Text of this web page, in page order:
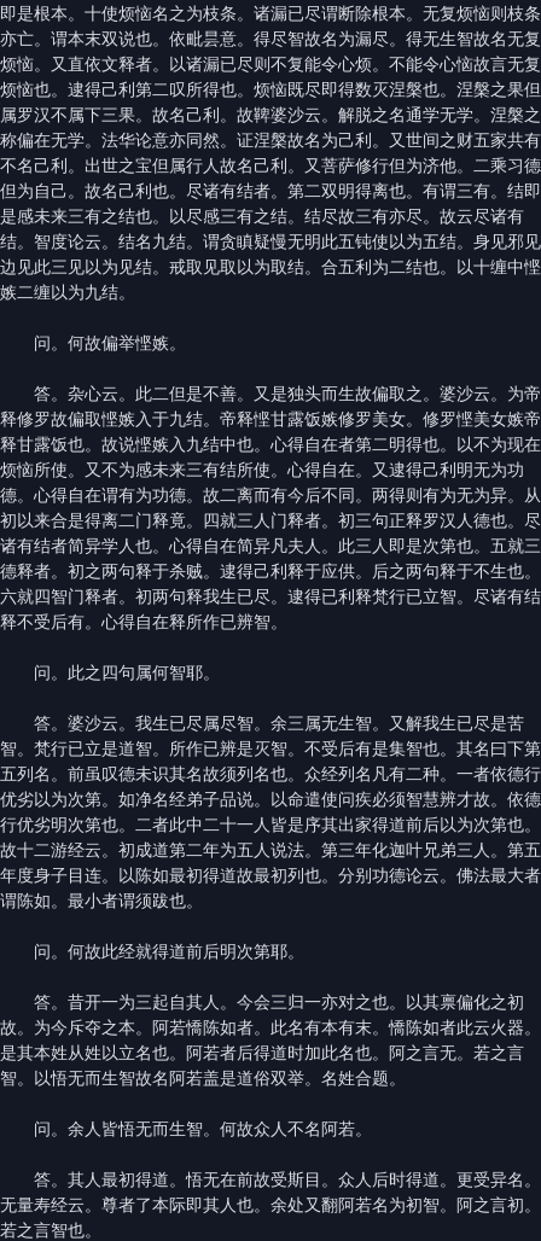
即是根本。十使烦恼名之为枝条。诸漏已尽谓断除根本。无复烦恼则枝条
亦亡。谓本末双说也。依毗昙意。得尽智故名为漏尽。得无生智故名无复
烦恼。又直依文释者。以诸漏已尽则不复能令心烦。不能令心恼故言无复
烦恼也。逮得己利第二叹所得也。烦恼既尽即得数灭涅槃也。涅槃之果但
属罗汉不属下三果。故名己利。故鞞婆沙云。解脱之名通学无学。涅槃之
称偏在无学。法华论意亦同然。证涅槃故名为己利。又世间之财五家共有
不名己利。出世之宝但属行人故名己利。又菩萨修行但为济他。二乘习德
但为自己。故名己利也。尽诸有结者。第二双明得离也。有谓三有。结即
是感未来三有之结也。以尽感三有之结。结尽故三有亦尽。故云尽诸有
结。智度论云。结名九结。谓贪瞋疑慢无明此五钝使以为五结。身见邪见
边见此三见以为见结。戒取见取以为取结。合五利为二结也。以十缠中悭
嫉二缠以为九结。
问。何故偏举悭嫉。
答。杂心云。此二但是不善。又是独头而生故偏取之。婆沙云。为帝
释修罗故偏取悭嫉入于九结。帝释悭甘露饭嫉修罗美女。修罗悭美女嫉帝
释甘露饭也。故说悭嫉入九结中也。心得自在者第二明得也。以不为现在
烦恼所使。又不为感未来三有结所使。心得自在。又逮得己利明无为功
德。心得自在谓有为功德。故二离而有今后不同。两得则有为无为异。从
初以来合是得离二门释竟。四就三人门释者。初三句正释罗汉人德也。尽
诸有结者简异学人也。心得自在简异凡夫人。此三人即是次第也。五就三
德释者。初之两句释于杀贼。逮得己利释于应供。后之两句释于不生也。
六就四智门释者。初两句释我生已尽。逮得已利释梵行已立智。尽诸有结
释不受后有。心得自在释所作已辨智。
问。此之四句属何智耶。
答。婆沙云。我生已尽属尽智。余三属无生智。又解我生已尽是苦
智。梵行已立是道智。所作已辨是灭智。不受后有是集智也。其名曰下第
五列名。前虽叹德未识其名故须列名也。众经列名凡有二种。一者依德行
优劣以为次第。如净名经弟子品说。以命遣使问疾必须智慧辨才故。依德
行优劣明次第也。二者此中二十一人皆是序其出家得道前后以为次第也。
故十二游经云。初成道第二年为五人说法。第三年化迦叶兄弟三人。第五
年度身子目连。以陈如最初得道故最初列也。分别功德论云。佛法最大者
谓陈如。最小者谓须跋也。
问。何故此经就得道前后明次第耶。
答。昔开一为三起自其人。今会三归一亦对之也。以其禀偏化之初
故。为今斥夺之本。阿若憍陈如者。此名有本有末。憍陈如者此云火器。
是其本姓从姓以立名也。阿若者后得道时加此名也。阿之言无。若之言
智。以悟无而生智故名阿若盖是道俗双举。名姓合题。
问。余人皆悟无而生智。何故众人不名阿若。
答。其人最初得道。悟无在前故受斯目。众人后时得道。更受异名。
无量寿经云。尊者了本际即其人也。余处又翻阿若名为初智。阿之言初。
若之言智也。